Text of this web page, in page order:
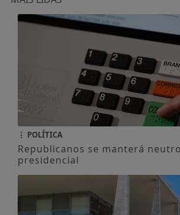
POLÍTICA
Republicanos se manterá
presidencial